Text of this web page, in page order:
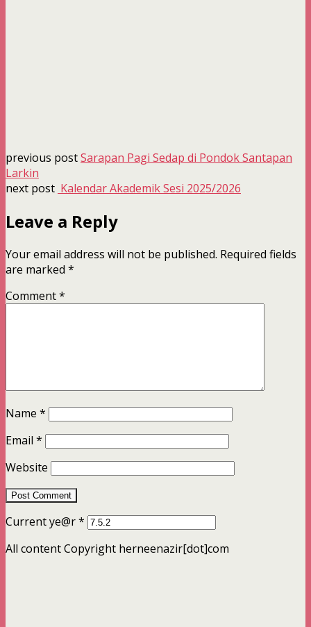
previous postSarapan Pagi Sedap di Pondok Santapan
Larkin
next post Kalendar Akademik Sesi 2025/2026
Leave a Reply
Your email address will not be published. Required fields
are marked *
Comment*
Name *
Email *
Website
Current ye@r*
All content Copyright herneenazir[dot]com